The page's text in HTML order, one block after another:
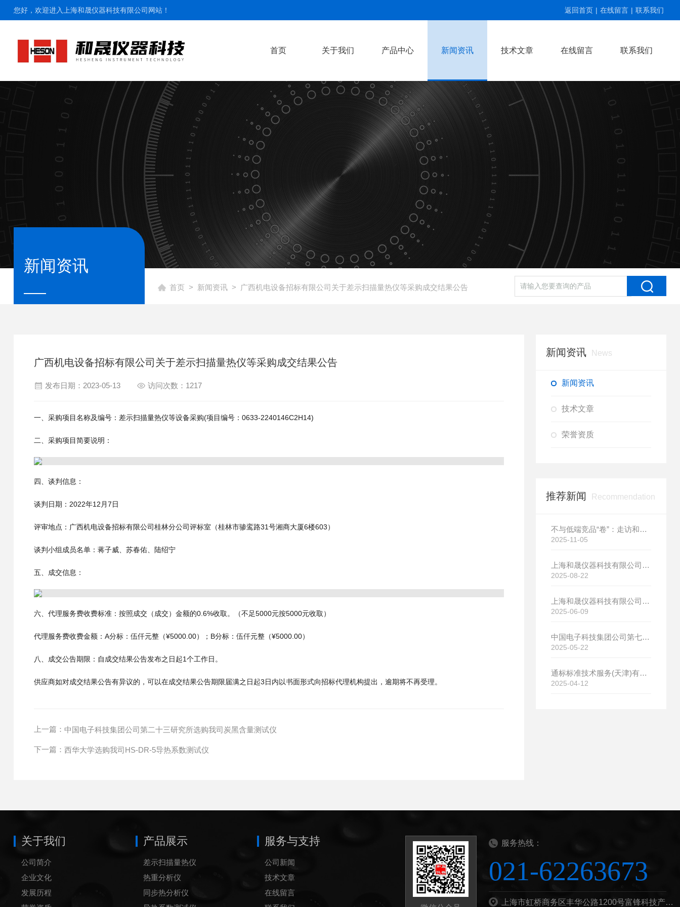
您好，欢迎进入上海和晟仪器科技有限公司网站！ 返回首页 | 在线留言 | 联系我们
首页 关于我们 产品中心 新闻资讯 技术文章 在线留言 联系我们
新闻资讯
首页 > 新闻资讯> 广西机电设备招标有限公司关于差示扫描量热仪等采购成交结果公告
广西机电设备招标有限公司关于差示扫描量热仪等采购成交结果公告
发布日期：2023-05-13 访问次数：1217
一、采购项目名称及编号：差示扫描量热仪等设备采购(项目编号：0633-2240146C2H14)
二、采购项目简要说明：
四、谈判信息：
谈判日期：2022年12月7日
评审地点：广西机电设备招标有限公司桂林分公司评标室（桂林市骖鸾路31号湘商大厦6楼603）
谈判小组成员名单：蒋子威、苏春佑、陆绍宁
五、成交信息：
六、代理服务费收费标准：按照成交（成交）金额的0.6%收取。（不足5000元按5000元收取）
代理服务费收费金额：A分标：伍仟元整（¥5000.00）；B分标：伍仟元整（¥5000.00）
八、成交公告期限：自成交结果公告发布之日起1个工作日。
供应商如对成交结果公告有异议的，可以在成交结果公告期限届满之日起3日内以书面形式向招标代理机构提出，逾期将不再受理。
上一篇： 中国电子科技集团公司第二十三研究所选购我司炭黑含量测试仪
下一篇： 西华大学选购我司HS-DR-5导热系数测试仪
新闻资讯 News
新闻资讯
技术文章
荣誉资质
推荐新闻 Recommendation
不与低端竞品“卷”：走访和晟科技，探寻国产热分析如何行稳致远
2025-11-05
上海和晟仪器科技有限公司新厂开工大吉
2025-08-22
上海和晟仪器科技有限公司新厂开工大吉
2025-06-09
中国电子科技集团公司第七研究所选购我司差示扫描量热仪
2025-05-22
通标标准技术服务(天津)有限公司选购我司HS-DR-5导热系数测试仪
2025-04-12
关于我们
公司简介
企业文化
发展历程
产品展示
差示扫描量热仪
热重分析仪
同步热分析仪
服务与支持
公司新闻
技术文章
在线留言
服务热线：
021-62263673
上海市虹桥商务区丰华公路1200号富锋科技产业园B栋201b